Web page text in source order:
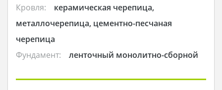
Кровля:
керамическая черепица,
металлочерепица, цементно-песчаная
черепица
Фундамент:
ленточный монолитно-сборной